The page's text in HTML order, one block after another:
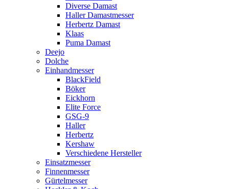
Diverse Damast
Haller Damastmesser
Herbertz Damast
Klaas
Puma Damast
Deejo
Dolche
Einhandmesser
BlackField
Böker
Eickhorn
Elite Force
GSG-9
Haller
Herbertz
Kershaw
Verschiedene Hersteller
Einsatzmesser
Finnenmesser
Gürtelmesser